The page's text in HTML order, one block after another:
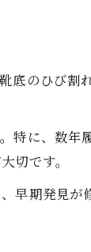
を紹介
る修理グッズ
本の進め方
ポイント解
に役立つ工夫
底のひび
特に、数
切です。
早期発見